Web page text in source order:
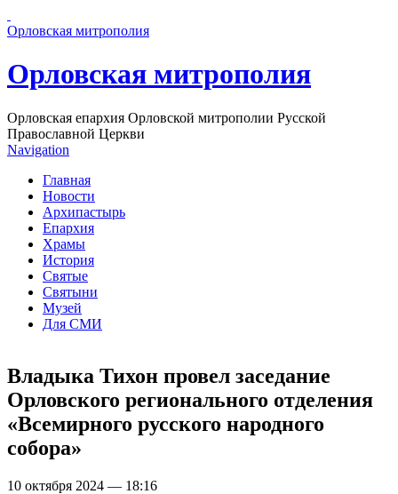
Орловская митрополия
Орловская митрополия
Орловская епархия Орловской митрополии Русской
Православной Церкви
Navigation
Главная
Новости
Архипастырь
Епархия
Храмы
История
Святые
Святыни
Музей
Для СМИ
Владыка Тихон провел заседание
Орловского регионального отделения
«Всемирного русского народного
собора»
10 октября 2024 — 18:16